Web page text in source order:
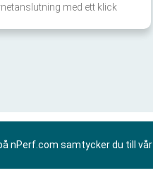
med ett klick
nPerf.com samtycker du till vår